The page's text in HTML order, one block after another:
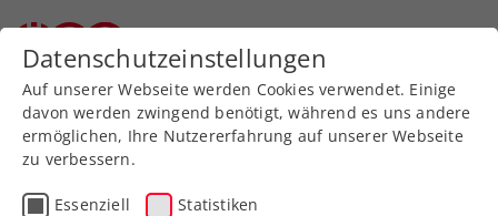
Download-Center
Datenschutzeinstellungen
Auf unserer Webseite werden Cookies verwendet. Einige
davon werden zwingend benötigt, während es uns andere
ermöglichen, Ihre Nutzererfahrung auf unserer Webseite
zu verbessern.
Essenziell Statistiken